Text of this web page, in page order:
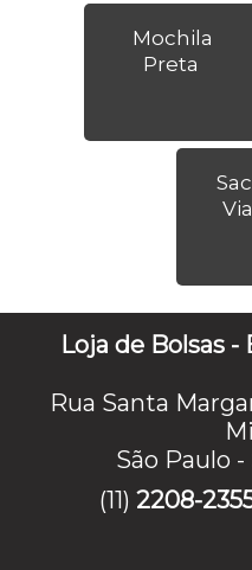
Mochila
Preta
Loja de Bolsas -
Rua Santa
São Paulo
(11) 2208-